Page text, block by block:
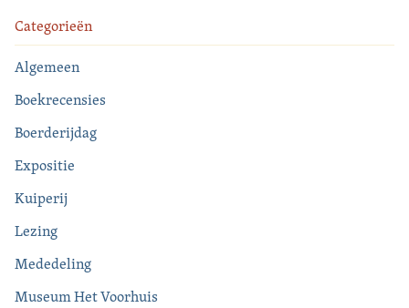
Categorieën
Algemeen
Boekrecensies
Boerderijdag
Expositie
Kuiperij
Lezing
Mededeling
Museum Het Voorhuis